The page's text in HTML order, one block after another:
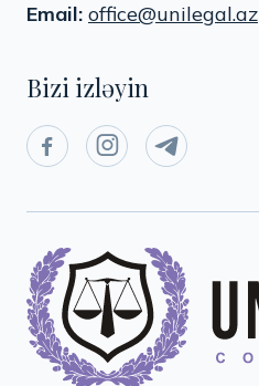
Email: office@unilegal.az
Bizi izləyin
  